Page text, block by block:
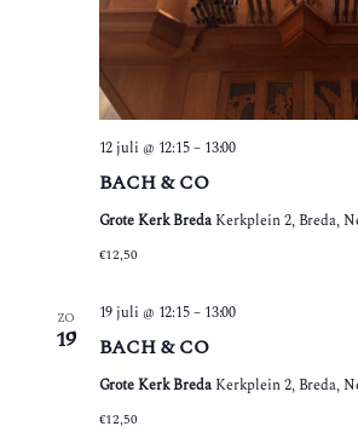
BACH & CO
12 juli @ 12:15– 13:00
Grote Kerk Breda Kerkplein 2, Breda,
€12,50
ZO
19 BACH & CO
19 juli @ 12:15– 13:00
Grote Kerk Breda Kerkplein 2, Breda,
€12,50